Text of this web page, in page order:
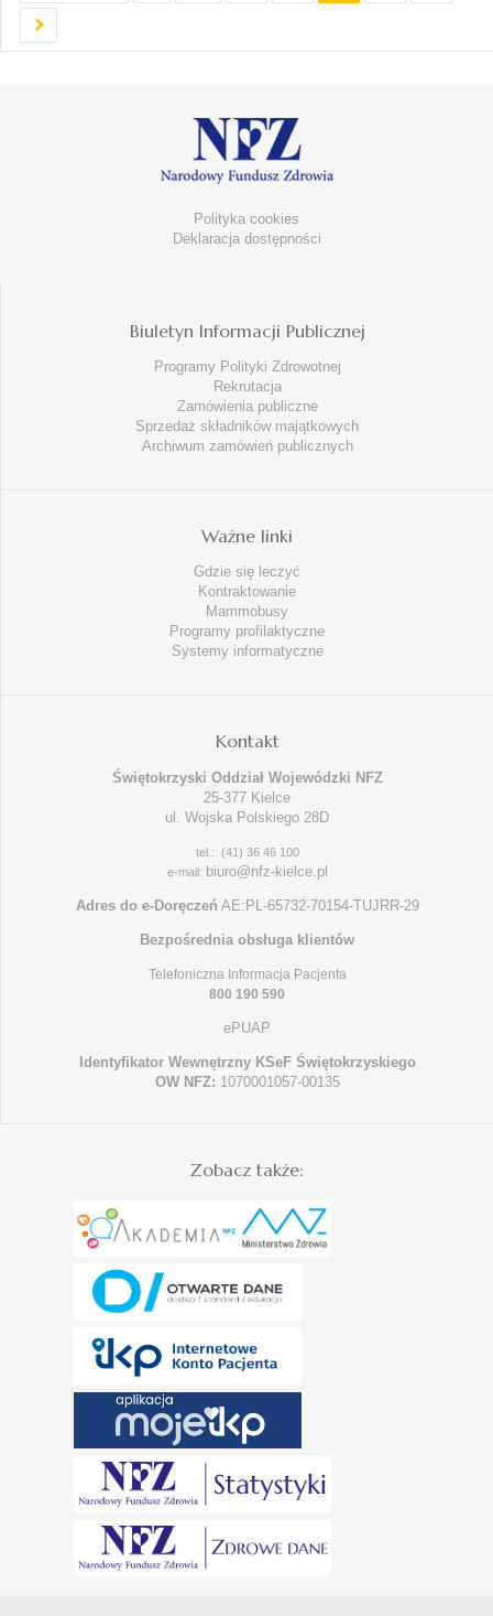
Polityka cookies
Deklaracja dostępności
Biuletyn Informacji Publicznej
Programy Polityki Zdrowotnej
Rekrutacja
Zamówienia publiczne
Sprzedaż składników majątkowych
Archiwum zamówień publicznych
Ważne linki
Gdzie się leczyć
Kontraktowanie
Mammobusy
Programy profilaktyczne
Systemy informatyczne
Kontakt
Świętokrzyski Oddział Wojewódzki NFZ
25-377 Kielce
ul. Wojska Polskiego 28D
tel.: (41) 36 46 100
e-mail: biuro@nfz-kielce.pl
Adres do e-Doręczeń AE:PL-65732-70154-TUJRR-29
Bezpośrednia obsługa klientów
Telefoniczna Informacja Pacjenta
800 190 590
ePUAP
Identyfikator Wewnętrzny KSeF Świętokrzyskiego
OW NFZ: 1070001057-00135
Zobacz także: